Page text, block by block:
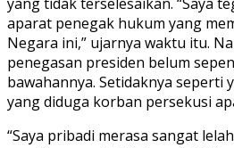
aparat penegak hukum yang
Negara ini,” ujarnya waktu itu.
penegasan presiden belum
bawahannya. Setidaknya seperti
yang diduga korban persekusi
“Saya pribadi merasa sangat